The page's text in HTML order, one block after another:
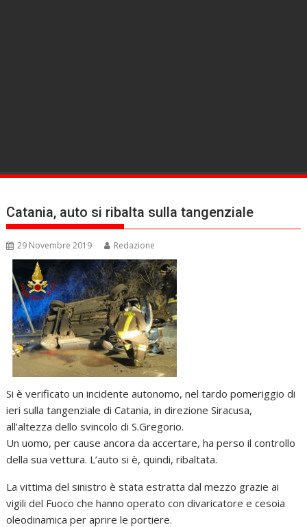
Catania, auto si ribalta sulla tangenziale
29 Novembre 2019 Redazione
Si è verificato un incidente autonomo, nel tardo pomeriggio di
ieri sulla tangenziale di Catania, in direzione Siracusa,
all’altezza dello svincolo di S.Gregorio.
Un uomo, per cause ancora da accertare, ha perso il controllo
della sua vettura. L’auto si è, quindi, ribaltata.
La vittima del sinistro è stata estratta dal mezzo grazie ai
vigili del Fuoco che hanno operato con divaricatore e cesoia
oleodinamica per aprire le portiere.